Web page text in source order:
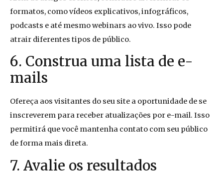
formatos, como vídeos explicativos, infográficos,
podcasts e até mesmo webinars ao vivo. Isso pode
atrair diferentes tipos de público.
6. Construa uma lista de e-
mails
Ofereça aos visitantes do seu site a oportunidade de se
inscreverem para receber atualizações por e-mail. Isso
permitirá que você mantenha contato com seu público
de forma mais direta.
7. Avalie os resultados